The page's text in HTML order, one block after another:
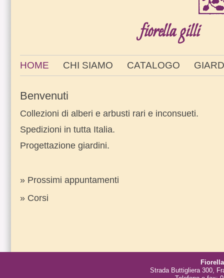
fiorella gilli
HOME CHI SIAMO CATALOGO
Benvenuti
Collezioni di alberi e arbusti rari e inconsueti.
Spedizioni in tutta Italia.
Progettazione giardini.
» Prossimi appuntamenti
» Corsi
Strada Buttigliera 300,